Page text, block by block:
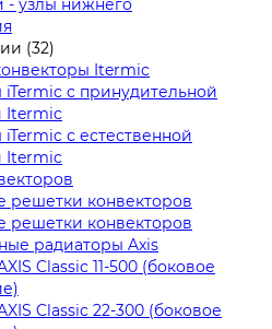
- узлы нижнего
(32)
Itermic
iTermic c принудительной
Itermic
с естественной
Itermic
решетки конвекторов
решетки конвекторов
радиаторы Axis
Classic 11-500 (боковое
Classic 22-300 (боковое